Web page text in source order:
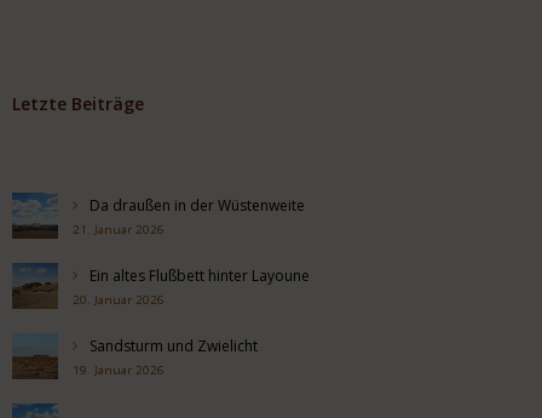
Letzte Beiträge
Da draußen in der Wüstenweite
21. Januar 2026
Ein altes Flußbett hinter Layoune
20. Januar 2026
Sandsturm und Zwielicht
19. Januar 2026